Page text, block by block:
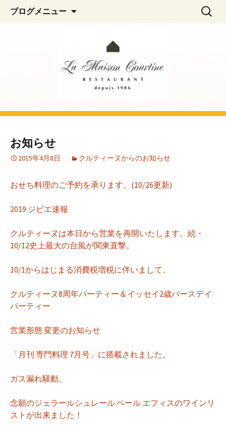
La Maison Courtine
阿佐ヶ谷、荻窪のフレンチレストラン
「La Maison Courtine（ラ・メゾン・クル
ブログメニュー
へ
移
検
お知らせ
2015年4月8日 クルティーヌからのお知らせ
おせち料理のご予約を承ります。(10/26更新)
2019 ジビエ速報
クルティーヌは本日から営業を再開いたします。続・
10/12史上最大の台風が関東直撃。
10/1からはじまる消費税増税に伴いまして。
クルティーヌ8周年パーティー＆イッセイ2歳バースデイ
パーティー
営業形態 変更のお知らせ
「月刊 専門料理 7月号」に搭載されました。
ガス漏れ騒動。
念願のジェラールシュレール ペール エフィスのワインリ
ストが出来ました！